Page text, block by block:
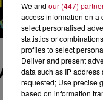
We and our (447)
access information on a
select personalised
statistics or
profiles to select
Deliver and present
data such as IP
requested; Use precise
based on information